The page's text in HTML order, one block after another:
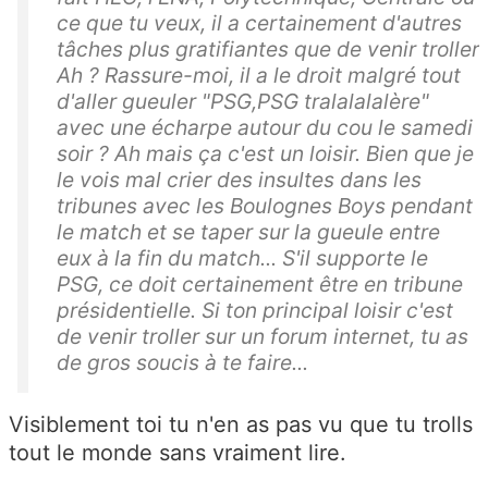
ce que tu veux, il a certainement d'autres
tâches plus gratifiantes que de venir troller
Ah ? Rassure-moi, il a le droit malgré tout
d'aller gueuler "PSG,PSG tralalalalère"
avec une écharpe autour du cou le samedi
soir ? Ah mais ça c'est un loisir. Bien que je
le vois mal crier des insultes dans les
tribunes avec les Boulognes Boys pendant
le match et se taper sur la gueule entre
eux à la fin du match... S'il supporte le
PSG, ce doit certainement être en tribune
présidentielle. Si ton principal loisir c'est
de venir troller sur un forum internet, tu as
de gros soucis à te faire...
Visiblement toi tu n'en as pas vu que tu trolls
tout le monde sans vraiment lire.